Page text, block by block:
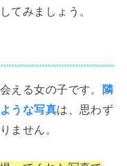
てみましょう。
える女の子です。
隣
うな写真は、思わず
ません。